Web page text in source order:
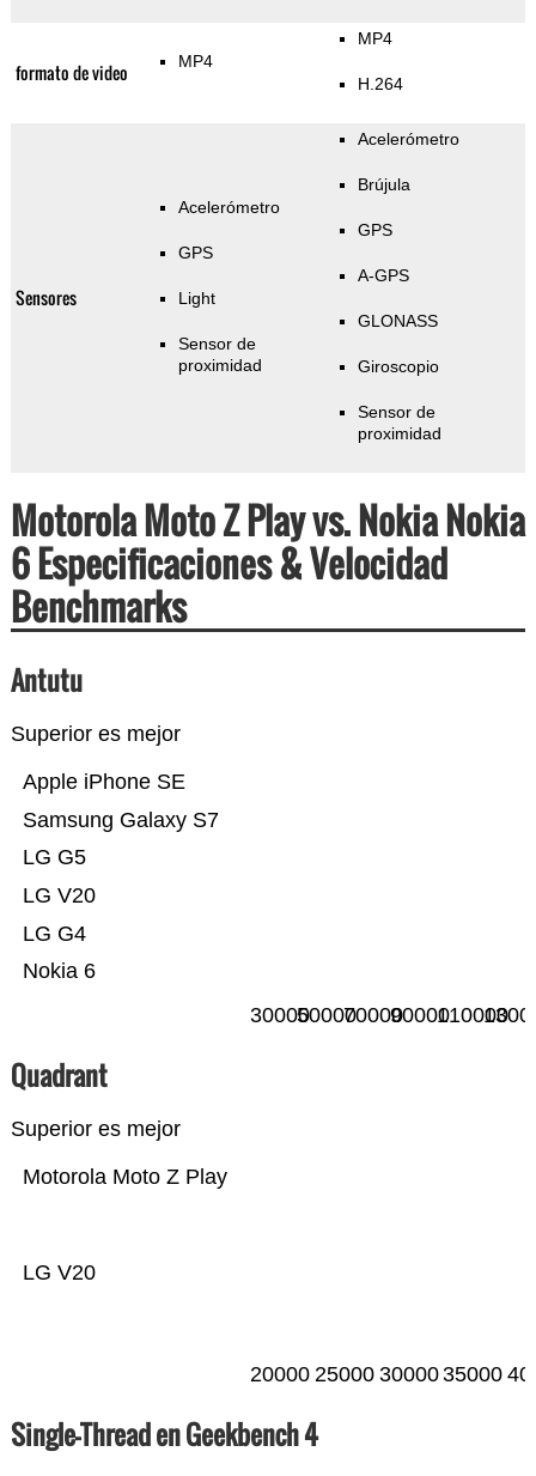
formato de video MP4
MP4
H.264
Sensores
Acelerómetro
GPS
Light
Sensor de
proximidad
Acelerómetro
Brújula
GPS
A-GPS
GLONASS
Giroscopio
Sensor de
proximidad
Motorola Moto Z Play vs. Nokia Nokia
6 Especificaciones & Velocidad
Benchmarks
Antutu
Superior es mejor
Nokia 6
LG G4
LG V20
LG G5
Samsung Galaxy S7
Apple iPhone SE
30000500007000090000110000
Quadrant
Superior es mejor
LG V20
Motorola Moto Z Play
20000 25000 3000035000
Single-Thread en Geekbench 4